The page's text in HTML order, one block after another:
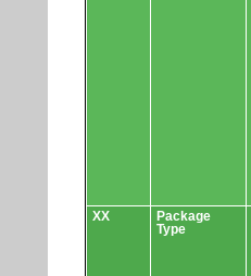
XX
Package
Type